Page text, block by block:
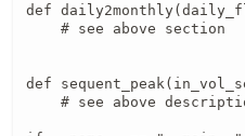
def
    # see above section
def
# see above